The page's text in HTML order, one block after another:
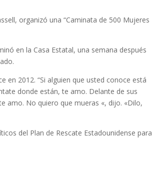
organizó una “Caminata de 500 Mujeres
en la Casa Estatal,una semana después
en 2012. “Si alguien que usted conoce está
donde están, te amo. Delante de sus
amo. No quiero que mueras «, dijo. «Dilo,
del Plan de Rescate Estadounidense para